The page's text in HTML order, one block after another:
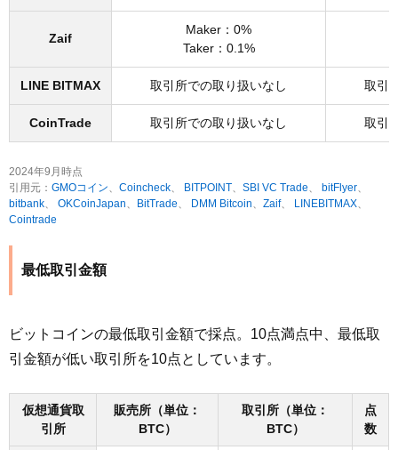
Zaif
Maker：0%
Taker：0.1%
LINE BITMAX 取引所での取り扱いなし 取引
CoinTrade 取引所での取り扱いなし 取引
2024年9月時点
引用元： GMOコイン、 Coincheck、 BITPOINT、 SBI VC Trade、 bitFlyer、
bitbank、 OKCoinJapan、 BitTrade、 DMM Bitcoin、 Zaif、 LINEBITMAX、
Cointrade
最低取引金額
ビットコインの最低取引金額で採点。10点満点中、最低取
引金額が低い取引所を10点としています。
仮想通貨取
引所
販売所（単位：
BTC）
取引所（単位：
BTC）
点
数